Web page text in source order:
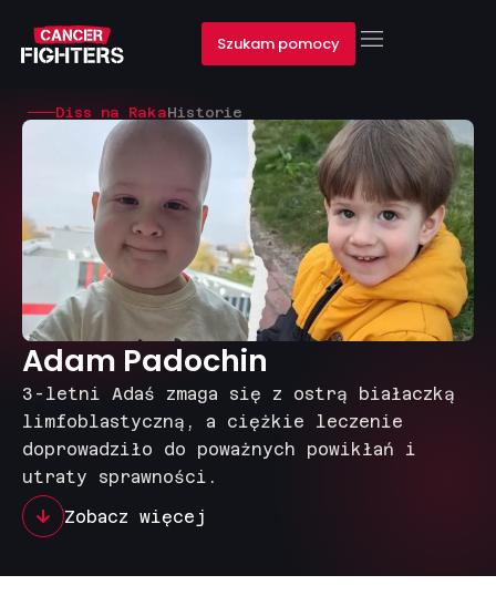
Szukam pomocy
Diss na RakaHistorie
Adam Padochin
3-letni Adaś zmaga się z ostrą białaczką
limfoblastyczną, a ciężkie leczenie
doprowadziło do poważnych powikłań i
utraty sprawności.
Zobacz więcej